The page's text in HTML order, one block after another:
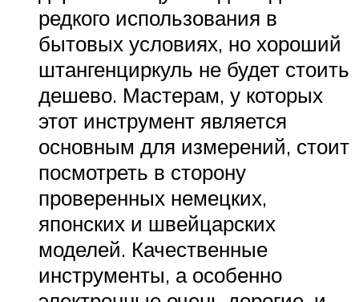
редкого использования в
бытовых условиях, но хороший
штангенциркуль не будет стоить
дешево. Мастерам, у которых
этот инструмент является
основным для измерений, стоит
посмотреть в сторону
проверенных немецких,
японских и швейцарских
моделей. Качественные
инструменты, а особенно